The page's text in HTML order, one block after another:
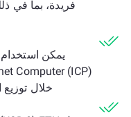
فريدة، بما في
خلال